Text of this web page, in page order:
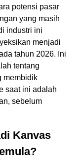
potensi pasar
yang masih
industri ini
menjadi
tahun 2026. Ini
tentang
membidik
saat ini adalah
sebelum
Kanvas